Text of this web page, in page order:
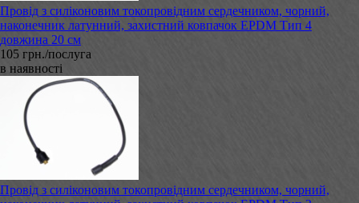
Провід з силіконовим токопровідним сердечником, чорний,
наконечник латунний, захистний ковпачок EPDM Тип 4
довжина 20 см
105 грн./послуга
в наявності
Провід з силіконовим токопровідним сердечником, чорний,